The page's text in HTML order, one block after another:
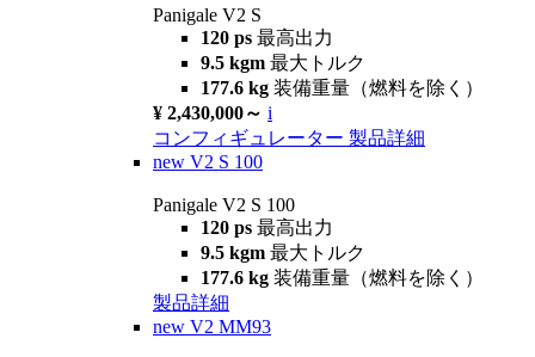
Panigale V2 S
120 ps 最高出力
9.5 kgm 最大トルク
177.6 kg 装備重量（燃料を除く）
¥ 2,430,000～ i
コンフィギュレーター 製品詳細
new V2 S 100
Panigale V2 S 100
120 ps 最高出力
9.5 kgm 最大トルク
177.6 kg 装備重量（燃料を除く）
製品詳細
new V2 MM93